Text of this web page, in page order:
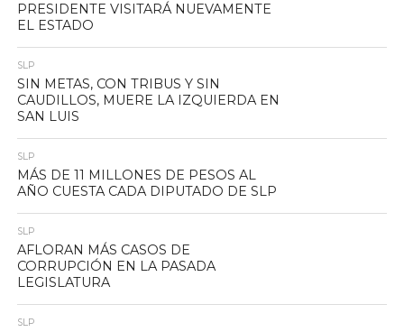
PRESIDENTE VISITARÁ NUEVAMENTE
EL ESTADO
SLP
SIN METAS, CON TRIBUS Y SIN
CAUDILLOS, MUERE LA IZQUIERDA EN
SAN LUIS
SLP
MÁS DE 11 MILLONES DE PESOS AL
AÑO CUESTA CADA DIPUTADO DE SLP
SLP
AFLORAN MÁS CASOS DE
CORRUPCIÓN EN LA PASADA
LEGISLATURA
SLP